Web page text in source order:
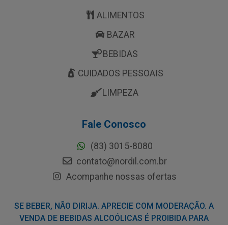
ALIMENTOS
BAZAR
BEBIDAS
CUIDADOS PESSOAIS
LIMPEZA
Fale Conosco
(83) 3015-8080
contato@nordil.com.br
Acompanhe nossas ofertas
SE BEBER, NÃO DIRIJA. APRECIE COM MODERAÇÃO. A
VENDA DE BEBIDAS ALCOÓLICAS É PROIBIDA PARA